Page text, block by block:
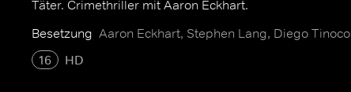
Täter. Crimethriller mit Aaron Eckhart.
Besetzung Aaron Eckhart, Stephen Lang, Diego Tinoco
16
HD